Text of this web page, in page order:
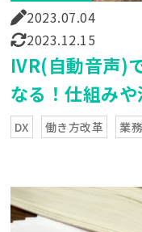
2023.07.04
2023.12.15
IVR(自動音声)
なる！仕組み
介
DX 働き方改革 業